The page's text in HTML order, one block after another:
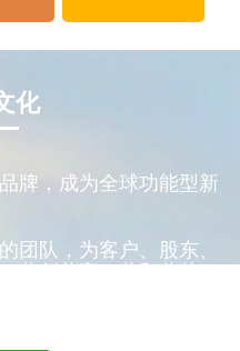
化
牌，成为全球功能型新
团队，为客户、股东、